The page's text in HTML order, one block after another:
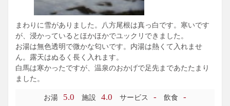
まわりに雪がありました。八方尾根は真っ白です。寒いです
が、浸かっているとほかほかでユックリできました。
お湯は無色透明で微かな匂いです。内湯は熱くて入れませ
ん。露天はぬるく長く入れます。
白馬は寒かったですが、温泉のおかげで足先まであたたまり
ました。
お湯 5.0 施設 4.0 サービス - 飲食 -